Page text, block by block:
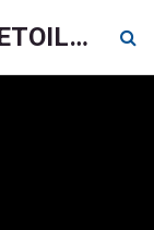
LE CRAYON DANS LES ETOILES